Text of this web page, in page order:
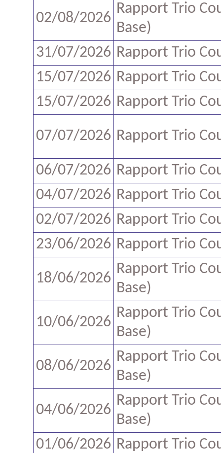
02/08/2026
Rapport Trio
Base)
31/07/2026 Rapport Trio
15/07/2026 Rapport Trio
15/07/2026 Rapport Trio
07/07/2026 Rapport Trio
06/07/2026 Rapport Trio
04/07/2026 Rapport Trio
02/07/2026 Rapport Trio
23/06/2026 Rapport Trio
18/06/2026
Rapport Trio
Base)
10/06/2026
Rapport Trio
Base)
08/06/2026
Rapport Trio
Base)
04/06/2026
Rapport Trio
Base)
01/06/2026 Rapport Trio